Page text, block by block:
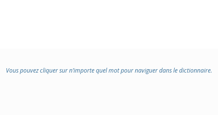
Vous pouvez cliquer sur n’importe quel mot pour naviguer dans le dictionnaire.